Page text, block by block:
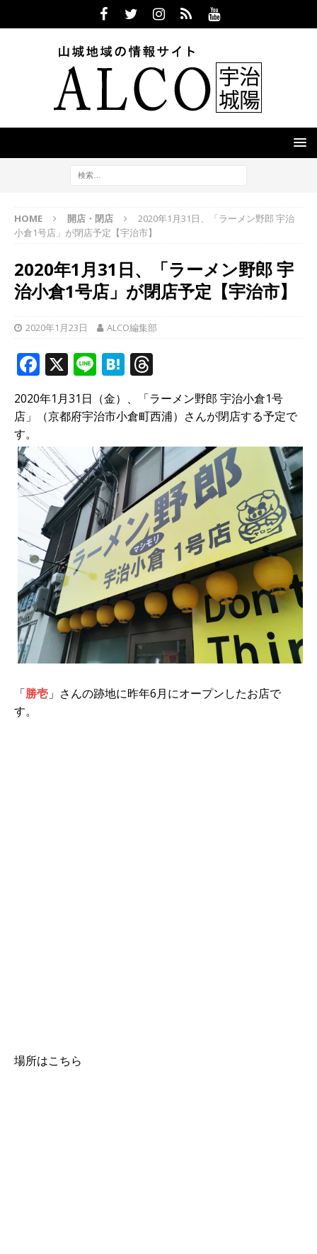
HOME 開店・閉店
2020年1月31日、「ラーメン野郎 宇治
小倉1号店」が閉店予定【宇治市】
2020年1月31日、「ラーメン野郎 宇
治小倉1号店」が閉店予定【宇治市】
2020年1月23日 ALCO編集部
F
a
c
e
b
o
o
k
X Li
n
e
H
at
e
n
a
h
r
e
a
d
s
2020年1月31日（金）、「ラーメン野郎 宇治小倉1号
店」（京都府宇治市小倉町西浦）さんが閉店する予定で
す。
「勝壱 」さんの跡地に昨年6月にオープンしたお店で
す。
場所はこちら